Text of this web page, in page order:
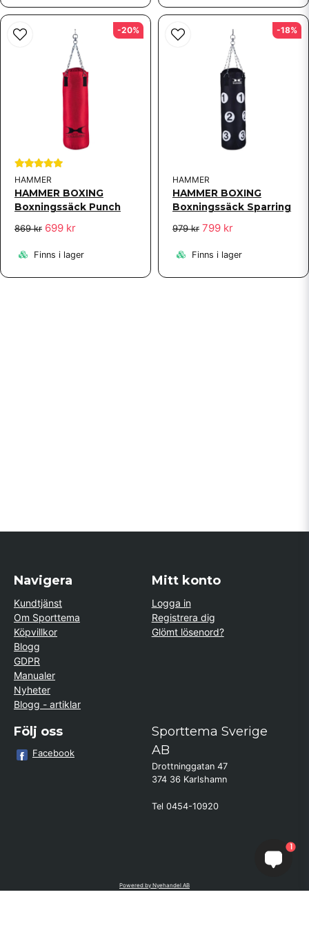
HAMMER
HAMMER BOXING
Boxningssäck Punch
869 kr 699 kr
Finns i lager
-20%
HAMMER
HAMMER BOXING
Boxningssäck Sparring
979 kr 799 kr
Finns i lager
-18%
Navigera
Kundtjänst
Om Sporttema
Köpvillkor
Blogg
GDPR
Manualer
Nyheter
Blogg - artiklar
Mitt konto
Logga in
Registrera dig
Glömt lösenord?
Följ oss
Facebook
Sporttema Sverige
AB
Drottninggatan 47
374 36 Karlshamn
Tel 0454-10920
Powered by Nyehandel AB
1